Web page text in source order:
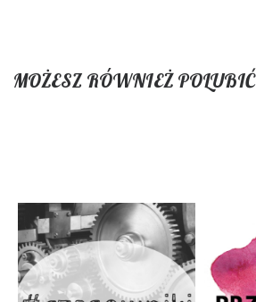
MOŻESZ RÓWNIEŻ POLUBIĆ